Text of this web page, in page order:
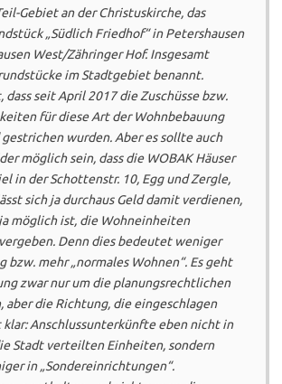
Gebiet an der Christuskirche, das
„Südlich Friedhof“ in Petershausen
West/Zähringer Hof. Insgesamt
im Stadtgebiet benannt.
dass seit April 2017 die Zuschüsse bzw.
für diese Art der Wohnbebauung
gestrichen wurden. Aber es sollte auch
möglich sein, dass die WOBAK Häuser
in der Schottenstr. 10, Egg und Zergle,
sich ja durchaus Geld damit verdienen,
möglich ist, die Wohneinheiten
Denn dies bedeutet weniger
bzw. mehr „normales Wohnen“. Es geht
zwar nur um die planungsrechtlichen
aber die Richtung, die eingeschlagen
klar: Anschlussunterkünfte eben nicht in
Stadt verteilten Einheiten, sondern
in „Sondereinrichtungen“.